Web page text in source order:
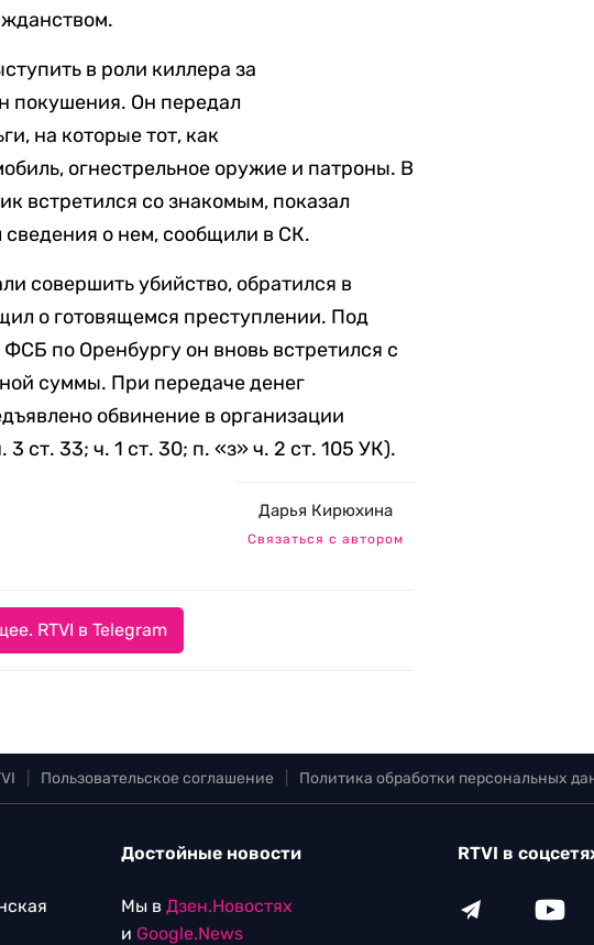
в роли киллера за
покушения. Он передал
на которые тот, как
огнестрельное оружие и патроны. В
встретился со знакомым, показал
о нем, сообщили в СК.
совершить убийство, обратился в
о готовящемся преступлении. Под
по Оренбургу он вновь встретился с
суммы. При передаче денег
обвинение в организации
ст. 33; ч. 1 ст. 30; п. «з» ч. 2 ст. 105 УК).
Дарья Кирюхина
Связаться с автором
RTVI в Telegram
Пользовательское соглашение Политика обработки персональных
Достойные новости
Мы в Дзен.Новостях
и Google.News
RTVI в